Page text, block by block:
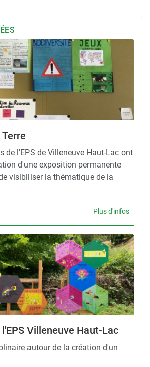
de l'EPS de Villeneuve Haut-Lac ont
d'une exposition permanente
visibiliser la thématique de la
Plus d'infos
Villeneuve Haut-Lac
autour de la création d'un